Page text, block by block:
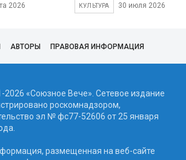
2026 КУЛЬТУРА 30 июля 2026
АВТОРЫ ПРАВОВАЯ ИНФОРМАЦИЯ
2026 «Союзное Вече». Сетевое издание
роскомнадзором,
эл № фc77-52606 от 25 января
размещенная на веб-сайте